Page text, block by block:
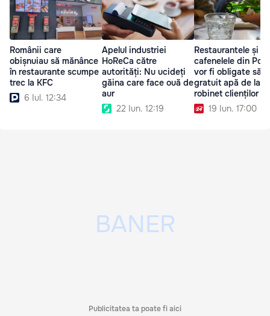
Românii care
obișnuiau să mănânce
în restaurante scumpe
trec la KFC
6 Iul. 12:34
Apelul industriei
HoReCa către
autorități: Nu ucideți
găina care face ouă de
aur
22 Iun. 12:19
Restaurantele și
cafenelele din
vor fi obligate să
gratuit apă de la
robinet clienților
19 Iun. 17:00
Publicitatea ta poate fi aici